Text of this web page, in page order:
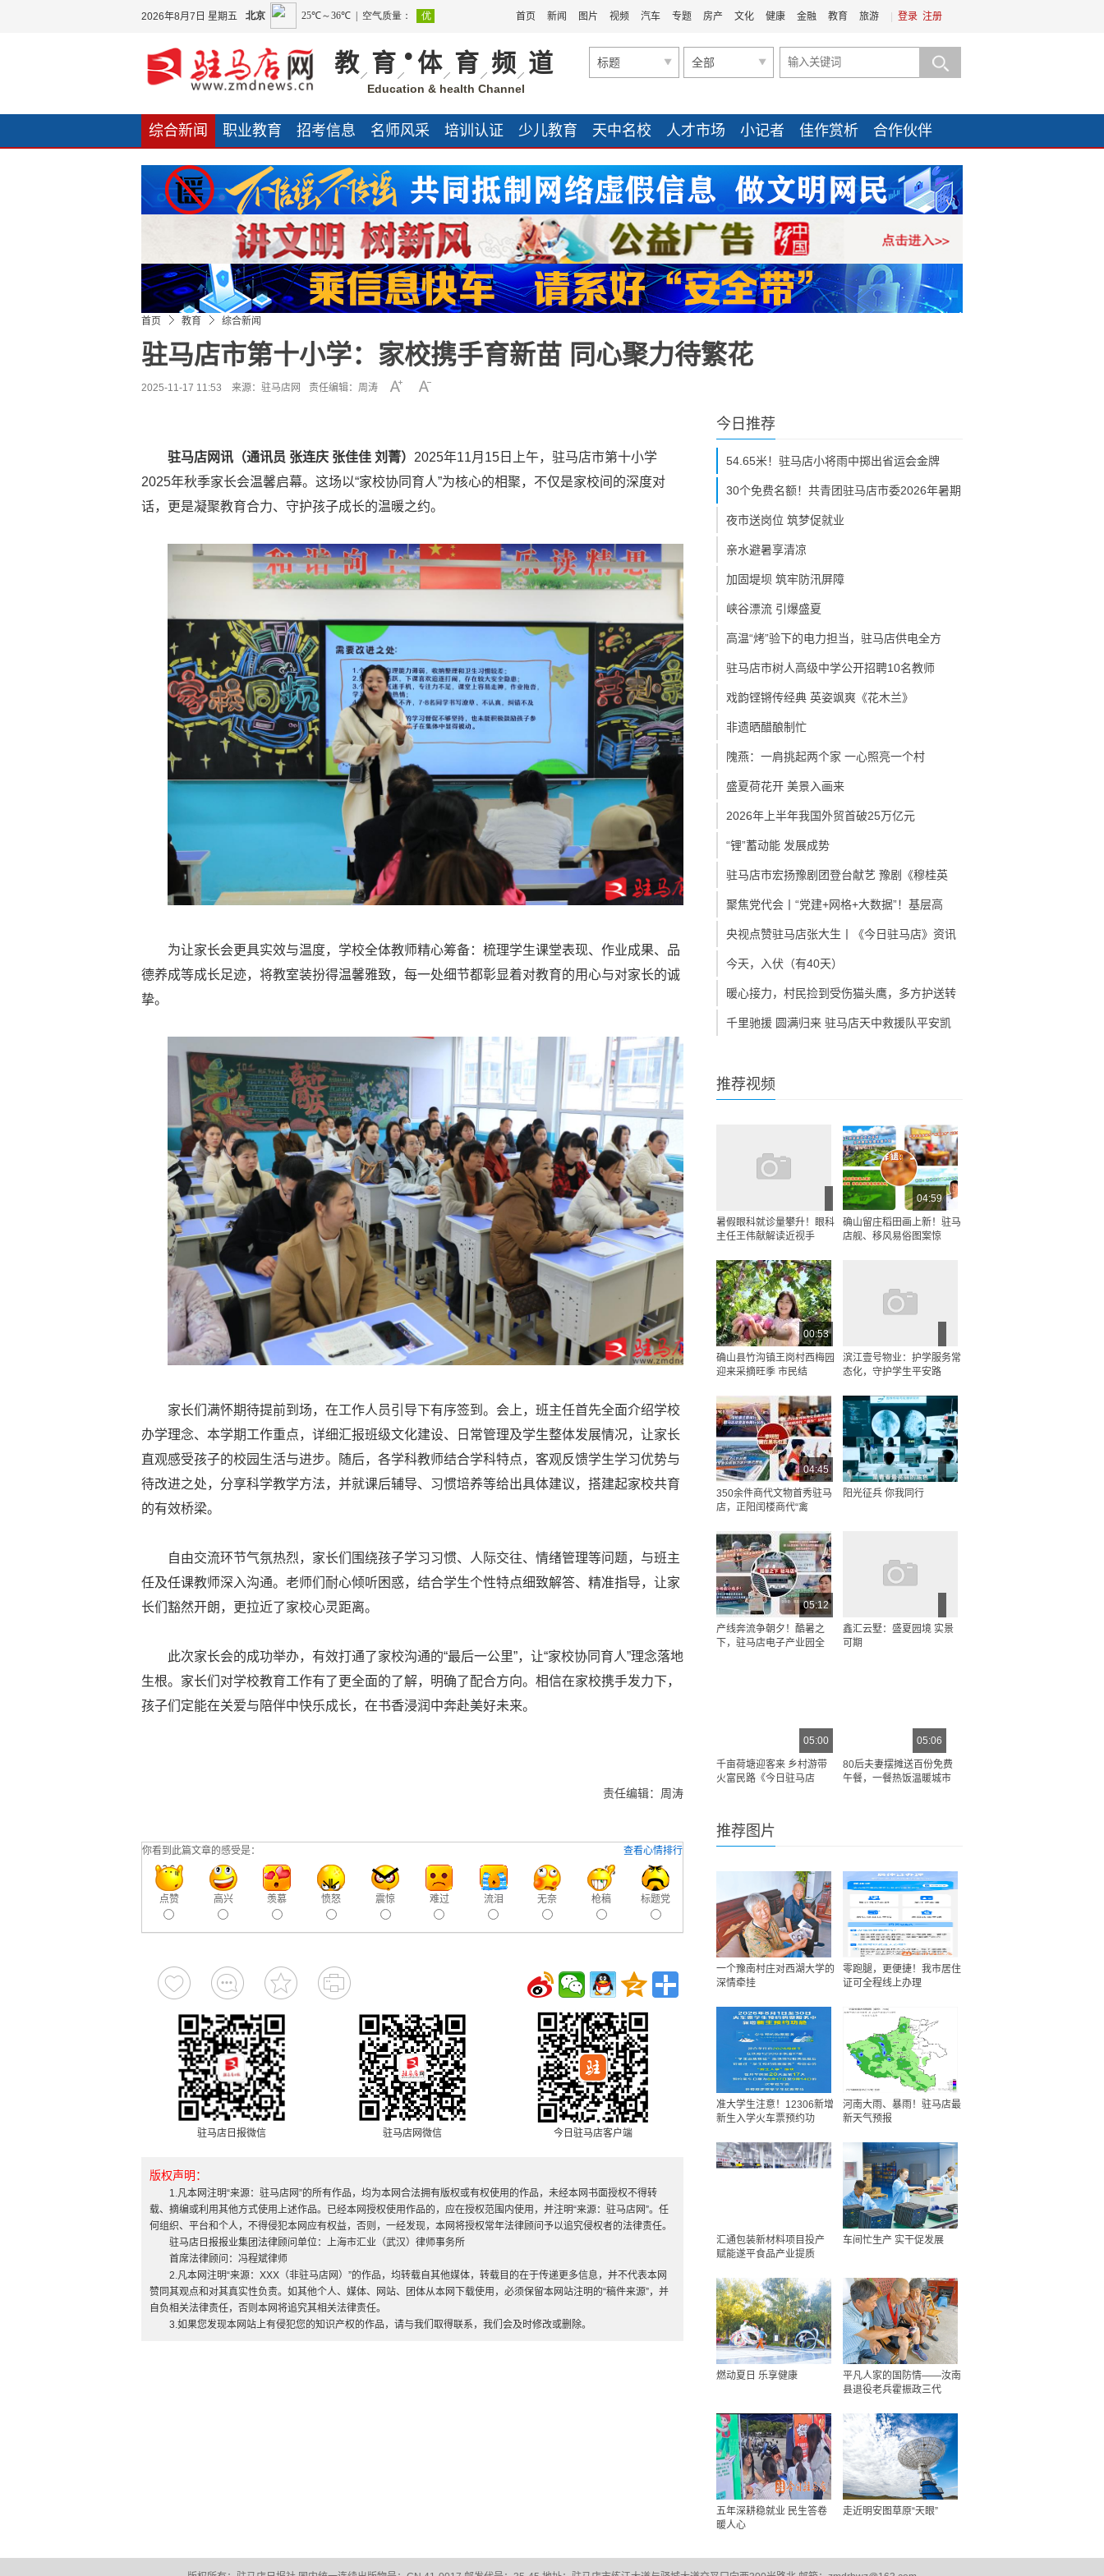
2026年8月7日 星期五 登录 注册
首页 新闻 图片 视频 汽车 专题 房产 文化 健康 金融 教育 旅游
教 育 •体 育 频 道
Education & health Channel
标题 全部
综合新闻 职业教育 招考信息 名师风采 培训认证 少儿教育 天中名校 人才市场 小记者 佳作赏析
合作伙伴
友情链接
首页 教育 综合新闻
驻马店市第十小学：家校携手育新苗 同心聚力待繁花
2025-11-17 11:53 来源： 驻马店网 责任编辑：周涛
驻马店网讯（通讯员 张连庆 张佳佳 刘菁） 2025年11月15日上午，驻马店市第十小学
2025年秋季家长会温馨启幕。这场以“家校协同育人”为核心的相聚，不仅是家校间的深度对
话，更是凝聚教育合力、守护孩子成长的温暖之约。
为让家长会更具实效与温度，学校全体教师精心筹备：梳理学生课堂表现、作业成果、品
德养成等成长足迹，将教室装扮得温馨雅致，每一处细节都彰显着对教育的用心与对家长的诚
挚。
家长们满怀期待提前到场，在工作人员引导下有序签到。会上，班主任首先全面介绍学校
办学理念、本学期工作重点，详细汇报班级文化建设、日常管理及学生整体发展情况，让家长
直观感受孩子的校园生活与进步。随后，各学科教师结合学科特点，客观反馈学生学习优势与
待改进之处，分享科学教学方法，并就课后辅导、习惯培养等给出具体建议，搭建起家校共育
的有效桥梁。
自由交流环节气氛热烈，家长们围绕孩子学习习惯、人际交往、情绪管理等问题，与班主
任及任课教师深入沟通。老师们耐心倾听困惑，结合学生个性特点细致解答、精准指导，让家
长们豁然开朗，更拉近了家校心灵距离。
此次家长会的成功举办，有效打通了家校沟通的“最后一公里”，让“家校协同育人”理念落地
生根。家长们对学校教育工作有了更全面的了解，明确了配合方向。相信在家校携手发力下，
孩子们定能在关爱与陪伴中快乐成长，在书香浸润中奔赴美好未来。
责任编辑：周涛
查看心情排行
你看到此篇文章的感受是：
点赞 高兴 羡慕 愤怒 震惊 难过 流泪 无奈 枪稿 标题党
驻马店日报微信 驻马店网微信 今日驻马店客户端
版权声明：
1.凡本网注明“来源：驻马店网”的所有作品，均为本网合法拥有版权或有权使用的作品，未经本网书面授权不得转
载、摘编或利用其他方式使用上述作品。已经本网授权使用作品的，应在授权范围内使用，并注明“来源：驻马店网”。任
何组织、平台和个人，不得侵犯本网应有权益，否则，一经发现，本网将授权常年法律顾问予以追究侵权者的法律责任。
驻马店日报报业集团法律顾问单位：上海市汇业（武汉）律师事务所
首席法律顾问：冯程斌律师
2.凡本网注明“来源：XXX（非驻马店网）”的作品，均转载自其他媒体，转载目的在于传递更多信息，并不代表本网
赞同其观点和对其真实性负责。如其他个人、媒体、网站、团体从本网下载使用，必须保留本网站注明的“稿件来源”，并
自负相关法律责任，否则本网将追究其相关法律责任。
3.如果您发现本网站上有侵犯您的知识产权的作品，请与我们取得联系，我们会及时修改或删除。
今日推荐
54.65米！驻马店小将雨中掷出省运会金牌
30个免费名额！共青团驻马店市委2026年暑期
夜市送岗位 筑梦促就业
亲水避暑享清凉
加固堤坝 筑牢防汛屏障
峡谷漂流 引爆盛夏
高温“烤”验下的电力担当，驻马店供电全方
驻马店市树人高级中学公开招聘10名教师
戏韵铿锵传经典 英姿飒爽《花木兰》
非遗晒醋酿制忙
隗燕：一肩挑起两个家 一心照亮一个村
盛夏荷花开 美景入画来
2026年上半年我国外贸首破25万亿元
“锂”蓄动能 发展成势
驻马店市宏扬豫剧团登台献艺 豫剧《穆桂英
聚焦党代会丨“党建+网格+大数据”！基层高
央视点赞驻马店张大生丨《今日驻马店》资讯
今天，入伏（有40天）
暖心接力，村民捡到受伤猫头鹰，多方护送转
千里驰援 圆满归来 驻马店天中救援队平安凯
推荐视频
暑假眼科就诊量攀升！眼科
主任王伟献解读近视手
04:59
确山留庄稻田画上新！驻马
店舰、移风易俗图案惊
00:53
确山县竹沟镇王岗村西梅园
迎来采摘旺季 市民结
滨江壹号物业：护学服务常
态化，守护学生平安路
04:45
350余件商代文物首秀驻马
店，正阳闰楼商代“禽
阳光征兵 你我同行
05:12
产线奔流争朝夕！酷暑之
下，驻马店电子产业园全
鑫汇云墅：盛夏园境 实景
可期
05:00
千亩荷塘迎客来 乡村游带
火富民路《今日驻马店
05:06
80后夫妻摆摊送百份免费
午餐，一餐热饭温暖城市
推荐图片
一个豫南村庄对西湖大学的
深情牵挂
零跑腿，更便捷！我市居住
证可全程线上办理
准大学生注意！12306新增
新生入学火车票预约功
河南大雨、暴雨！驻马店最
新天气预报
汇通包装新材料项目投产
赋能遂平食品产业提质
车间忙生产 实干促发展
燃动夏日 乐享健康
平凡人家的国防情——汝南
县退役老兵霍振政三代
五年深耕稳就业 民生答卷
暖人心
走近明安图草原“天眼”